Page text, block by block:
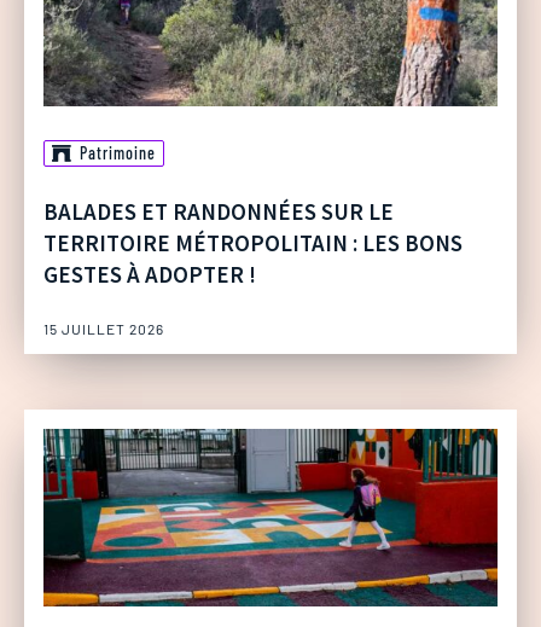
Patrimoine
BALADES ET RANDONNÉES SUR LE
TERRITOIRE MÉTROPOLITAIN : LES BONS
GESTES À ADOPTER !
15 JUILLET 2026